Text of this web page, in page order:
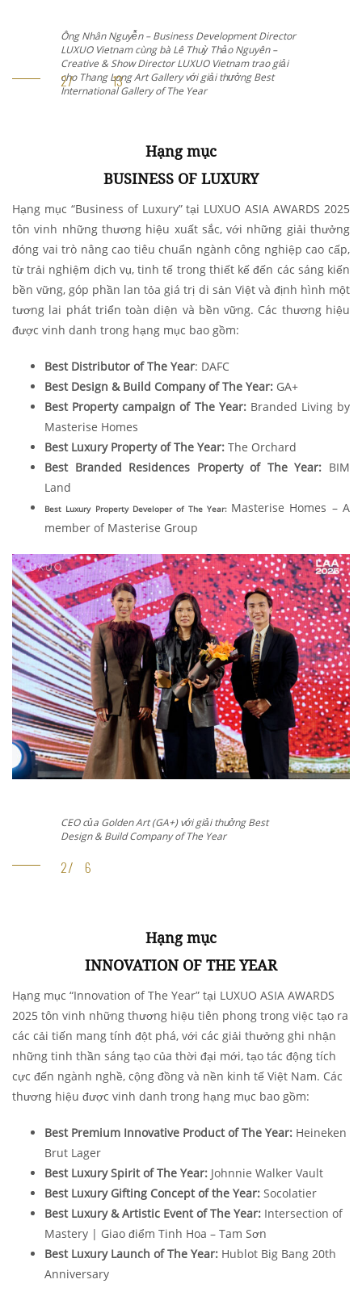
Ông Nhân Nguyễn – Business Development Director
LUXUO Vietnam cùng bà Lê Thuỳ Thảo Nguyên –
Creative & Show Director LUXUO Vietnam trao giải
cho Đại diện Pink Pearl by Olivier E. với giải thưởng
Best Restaurant of The Year
Hạng mục
BUSINESS OF LUXURY
Hạng mục “Business of Luxury” tại LUXUO ASIA AWARDS 2025
tôn vinh những thương hiệu xuất sắc, với những giải thưởng
đóng vai trò nâng cao tiêu chuẩn ngành công nghiệp cao cấp,
từ trải nghiệm dịch vụ, tinh tế trong thiết kế đến các sáng kiến
bền vững, góp phần lan tỏa giá trị di sản Việt và định hình một
tương lai phát triển toàn diện và bền vững. Các thương hiệu
được vinh danh trong hạng mục bao gồm:
Best Distributor of The Year: DAFC
Best Design & Build Company of The Year: GA+
Best Property campaign of The Year: Branded Living by
Masterise Homes
Best Luxury Property of The Year: The Orchard
Best Branded Residences Property of The Year: BIM
Land
Best Luxury Property Developer of The Year: Masterise Homes – A
member of Masterise Group
Đại diện Masterise Homes với giải thưởng giải
thưởng Best Property campaign of The Year
Hạng mục
INNOVATION OF THE YEAR
Hạng mục “Innovation of The Year” tại LUXUO ASIA AWARDS
2025 tôn vinh những thương hiệu tiên phong trong việc tạo ra
các cải tiến mang tính đột phá, với các giải thưởng ghi nhận
những tinh thần sáng tạo của thời đại mới, tạo tác động tích
cực đến ngành nghề, cộng đồng và nền kinh tế Việt Nam. Các
thương hiệu được vinh danh trong hạng mục bao gồm:
Best Premium Innovative Product of The Year: Heineken
Brut Lager
Best Luxury Spirit of The Year: Johnnie Walker Vault
Best Luxury Gifting Concept of the Year: Socolatier
Best Luxury & Artistic Event of The Year: Intersection of
Mastery | Giao điểm Tinh Hoa – Tam Sơn
Best Luxury Launch of The Year: Hublot Big Bang 20th
Anniversary